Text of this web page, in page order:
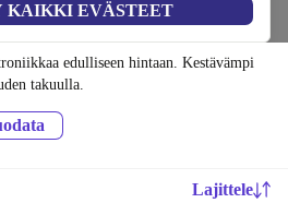
KAIKKI EVÄSTEET
edulliseen hintaan. Kestävämpi
takuulla.
Lajittele